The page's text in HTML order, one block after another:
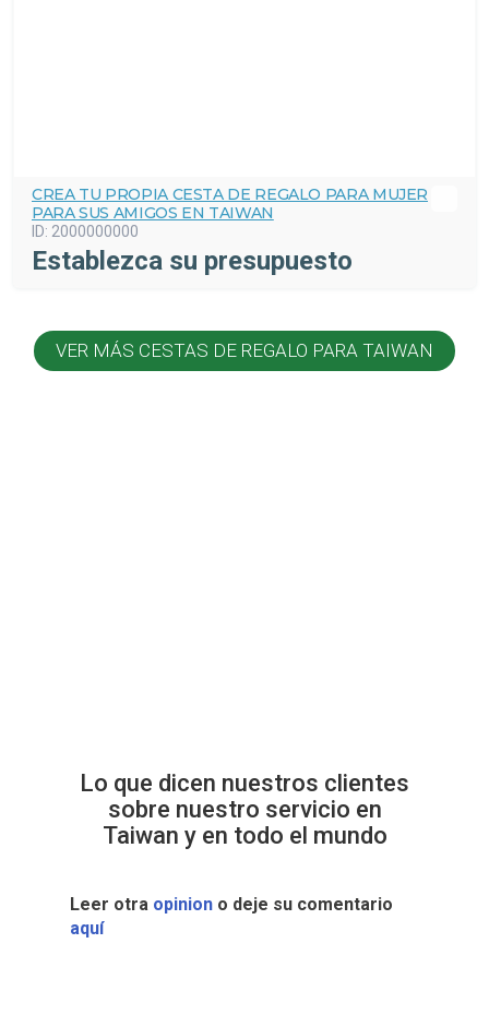
CREA TU PROPIA CESTA DE REGALO PARA MUJER
PARA SUS AMIGOS EN TAIWAN
ID: 2000000000
Establezca su presupuesto
VER MÁS CESTAS DE REGALO PARA TAIWAN
Lo que dicen nuestros clientes
sobre nuestro servicio en
Taiwan y en todo el mundo
Leer otra opiniono deje su comentario
aquí